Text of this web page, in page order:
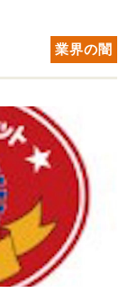
業界の闇